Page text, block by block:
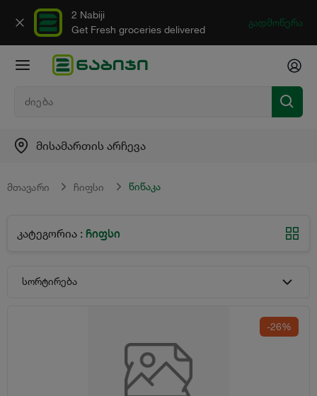
2 Nabiji
Get Fresh groceries delivered
გადმოწერა
მისამართის არჩევა
მთავარი ჩიფსი წიწაკა
კატეგორია : ჩიფსი
სორტირება
-26%